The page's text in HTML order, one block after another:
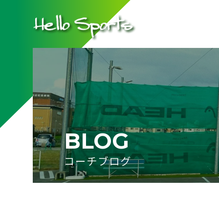
BLOG
コーチブログ